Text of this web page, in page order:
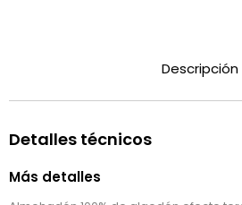
Descripción
Detalles técnicos
Más detalles